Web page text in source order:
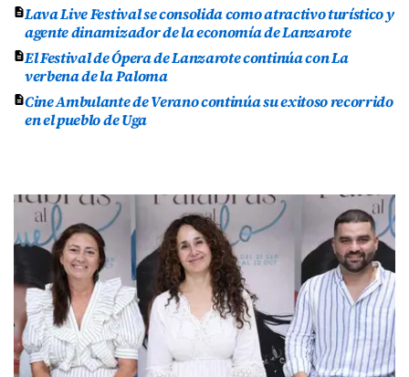
Lava Live Festival se consolida como atractivo turístico y
agente dinamizador de la economía de Lanzarote
El Festival de Ópera de Lanzarote continúa con La
verbena de la Paloma
Cine Ambulante de Verano continúa su exitoso recorrido
en el pueblo de Uga